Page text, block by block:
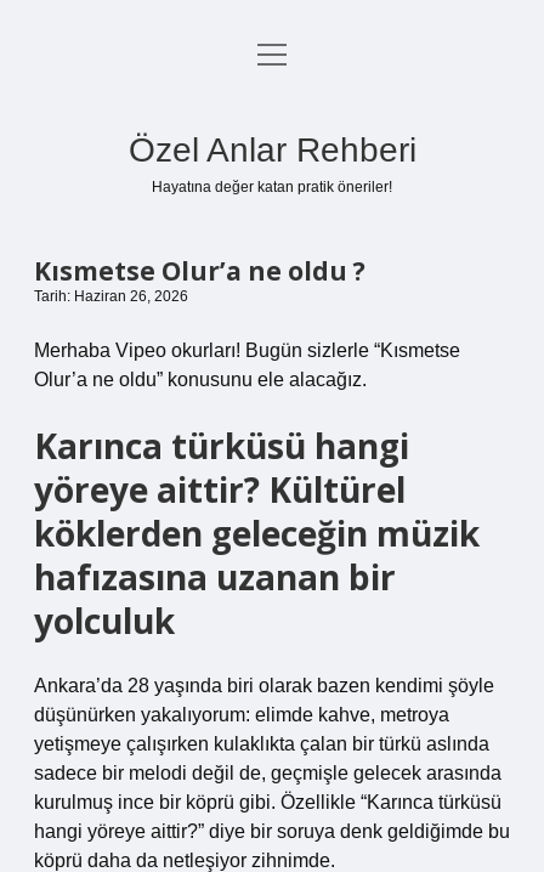
Anasayfa
menüyü
Özel Anlar Rehberi
Hayatına değer katan pratik öneriler!
Kısmetse Olur’a ne oldu ?
Tarih: Haziran 26, 2026
Merhaba Vipeo okurları! Bugün sizlerle “Kısmetse
Olur’a ne oldu” konusunu ele alacağız.
Karınca türküsü hangi
yöreye aittir? Kültürel
köklerden geleceğin müzik
hafızasına uzanan bir
yolculuk
Ankara’da 28 yaşında biri olarak bazen kendimi şöyle
düşünürken yakalıyorum: elimde kahve, metroya
yetişmeye çalışırken kulaklıkta çalan bir türkü aslında
sadece bir melodi değil de, geçmişle gelecek arasında
kurulmuş ince bir köprü gibi. Özellikle “Karınca türküsü
hangi yöreye aittir?” diye bir soruya denk geldiğimde bu
köprü daha da netleşiyor zihnimde.